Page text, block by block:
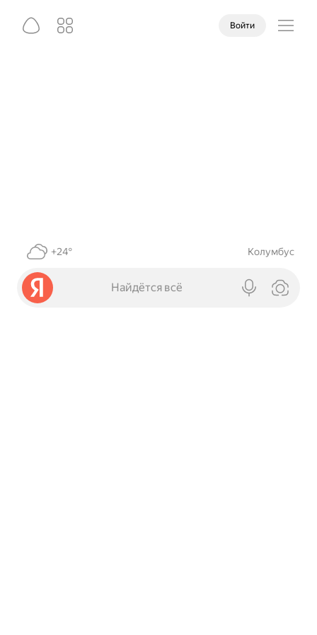
Войти
+24° Колумбус
Найдётся всё